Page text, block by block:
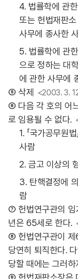
4. 법률학에 관
또는 헌법재판
사무에 종사한
5. 법률학에 관
으로 정하는 대
에 관한 사무에
⑤ 삭제
<2003. 3.
⑥ 다음 각 호의 어
로 임용될 수 없다.
1. 「국가공무원
사람
2. 금고 이상의
3. 탄핵결정에
람
⑦ 헌법연구관의 임
년은 65세로 한다.
⑧ 헌법연구관이 제
당연히 퇴직한다.
당할 때에는 그러